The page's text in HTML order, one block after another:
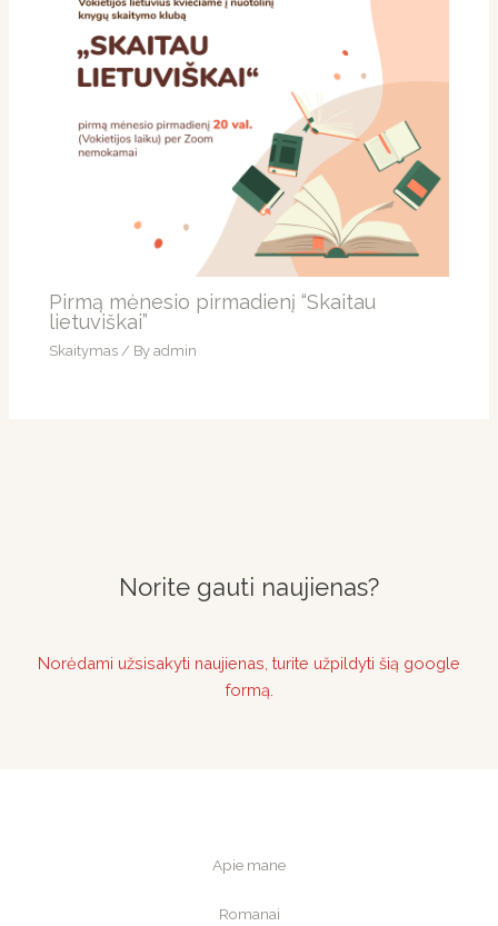
Pirmą mėnesio pirmadienį “Skaitau
lietuviškai”
Skaitymas / Byadmin
Norite gauti naujienas?
Norėdami užsisakyti naujienas, turite užpildyti šią google
formą.
Apie mane
Romanai